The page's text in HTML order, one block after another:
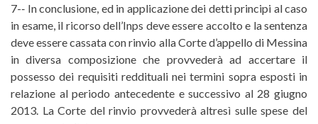
7-­‐ In conclusione, ed in applicazione dei detti principi al caso
in esame, il ricorso dell’Inps deve essere accolto e la sentenza
deve essere cassata con rinvio alla Corte d’appello di Messina
in diversa composizione che provvederà ad accertare il
possesso dei requisiti reddituali nei termini sopra esposti in
relazione al periodo antecedente e successivo al 28 giugno
2013. La Corte del rinvio provvederà altresì sulle spese del